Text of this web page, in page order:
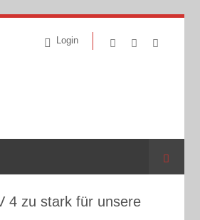
Login
Suche
4 zu stark für unsere